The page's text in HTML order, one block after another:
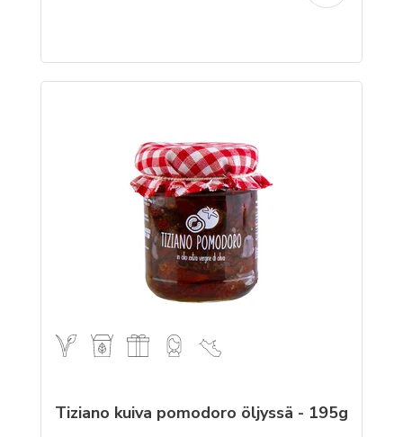
Tiziano kuiva pomodoro öljyssä - 195g